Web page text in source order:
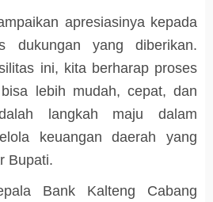
apresiasinya kepada
dukungan yang diberikan.
ini, kita berharap proses
lebih mudah, cepat, dan
langkah maju dalam
keuangan daerah yang
Bupati.
Bank Kalteng Cabang